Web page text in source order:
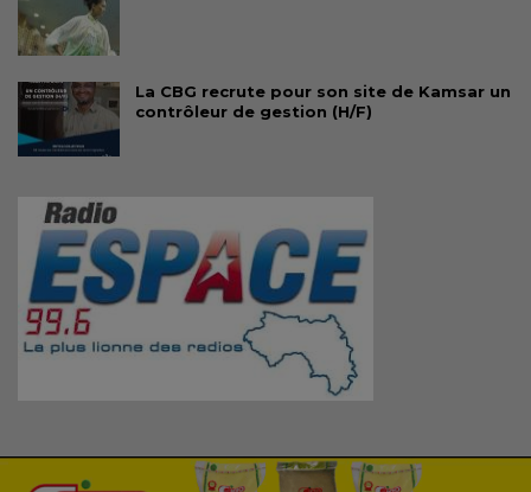
La CBG recrute pour son site de Kamsar un
contrôleur de gestion (H/F)